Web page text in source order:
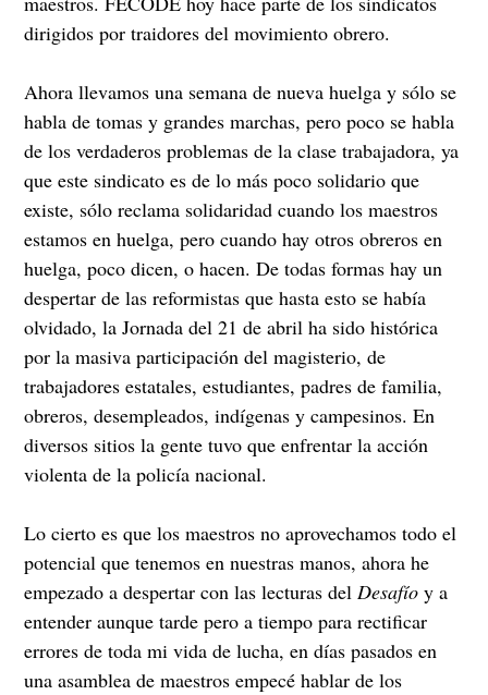
dirigidos por traidores del movimiento obrero.
Ahora llevamos una semana de nueva huelga y sólo se
habla de tomas y grandes marchas, pero poco se habla
de los verdaderos problemas de la clase trabajadora, ya
que este sindicato es de lo más poco solidario que
existe, sólo reclama solidaridad cuando los maestros
estamos en huelga, pero cuando hay otros obreros en
huelga, poco dicen, o hacen. De todas formas hay un
despertar de las reformistas que hasta esto se había
olvidado, la Jornada del 21 de abril ha sido histórica
por la masiva participación del magisterio, de
trabajadores estatales, estudiantes, padres de familia,
obreros, desempleados, indígenas y campesinos. En
diversos sitios la gente tuvo que enfrentar la acción
violenta de la policía nacional.
Lo cierto es que los maestros no aprovechamos todo el
potencial que tenemos en nuestras manos, ahora he
empezado a despertar con las lecturas delDesafío y a
entender aunque tarde pero a tiempo para rectificar
errores de toda mi vida de lucha, en días pasados en
una asamblea de maestros empecé hablar de los